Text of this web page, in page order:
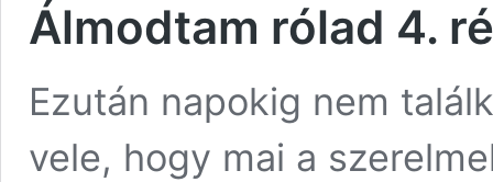
Álmodtam rólad 4.
Ezután napokig nem
vele, hogy mai a